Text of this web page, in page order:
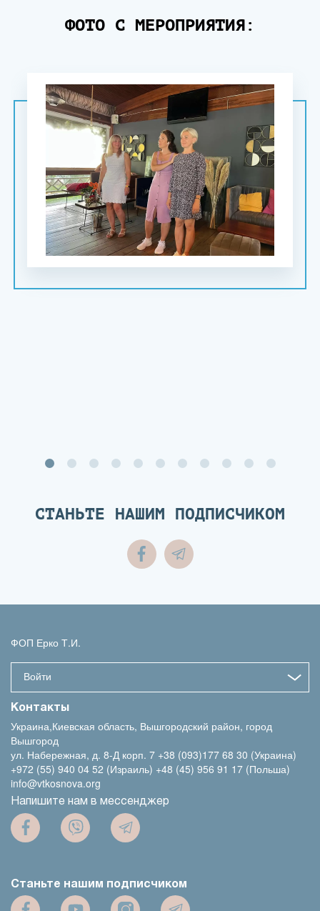
ФОТО С МЕРОПРИЯТИЯ:
СТАНЬТЕ НАШИМ ПОДПИСЧИКОМ
ФОП Ерко Т.И.
Войти
Контакты
Украина,Киевская область, Вышгородский район, город
Вышгород
ул. Набережная, д. 8-Д корп. 7 +38 (093)177 68 30 (Украина)
+972 (55) 940 04 52 (Израиль) +48 (45) 956 91 17 (Польша)
info@vtkosnova.org
Напишите нам в мессенджер
Станьте нашим подписчиком